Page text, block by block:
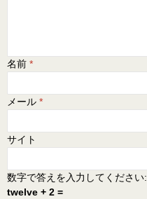
名前 *
メール *
サイト
数字で答えを入力してください:
twelve + 2 =